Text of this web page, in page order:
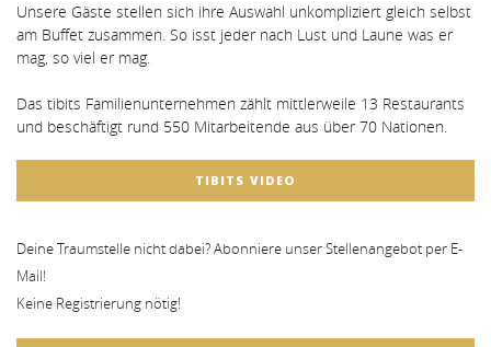
Unsere Gäste stellen sich ihre Auswahl unkompliziert gleich selbst
am Buffet zusammen. So isst jeder nach Lust und Laune was er
mag, so viel er mag.
Das tibits Familienunternehmen zählt mittlerweile 13 Restaurants
und beschäftigt rund 550 Mitarbeitende aus über 70 Nationen.
TIBITS VIDEO
Deine Traumstelle nicht dabei? Abonniere unser Stellenangebot per E-
Mail!
Keine Registrierung nötig!